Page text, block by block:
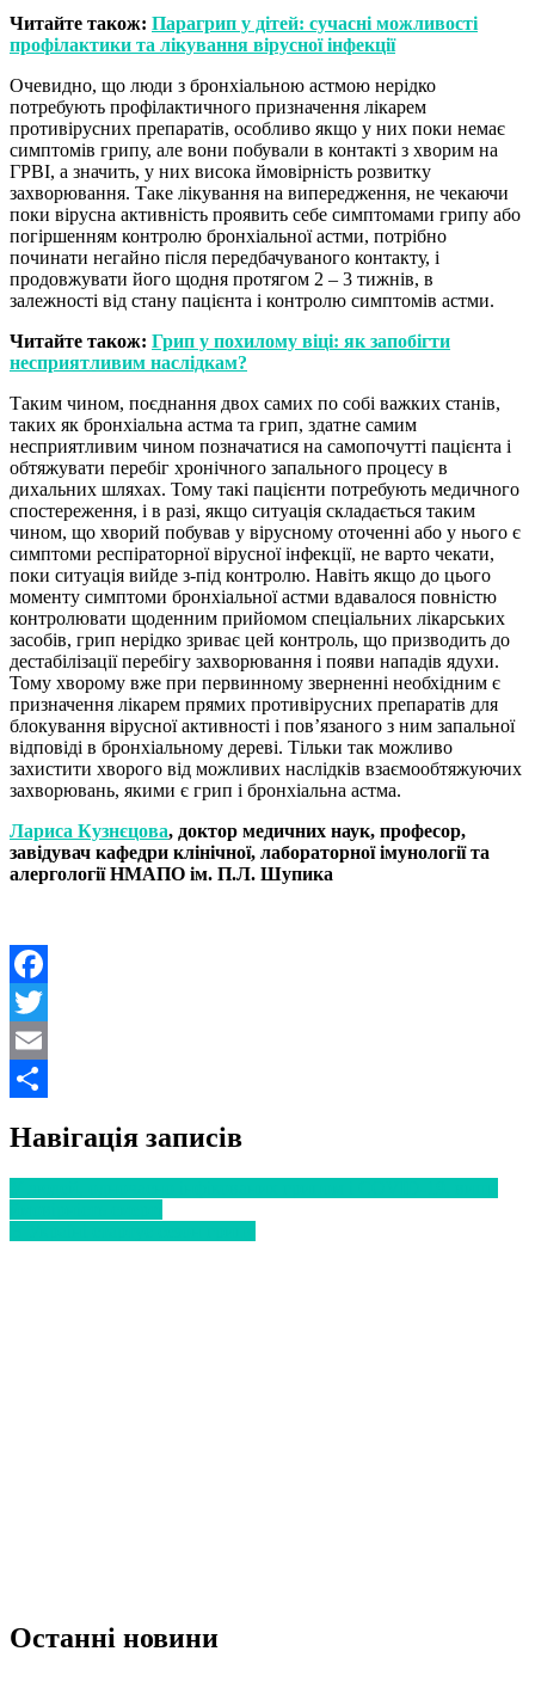
Читайте також: Парагрип у дітей: сучасні можливості
профілактики та лікування вірусної інфекції
Очевидно, що люди з бронхіальною астмою нерідко
потребують профілактичного призначення лікарем
противірусних препаратів, особливо якщо у них поки немає
симптомів грипу, але вони побували в контакті з хворим на
ГРВІ, а значить, у них висока ймовірність розвитку
захворювання. Таке лікування на випередження, не чекаючи
поки вірусна активність проявить себе симптомами грипу або
погіршенням контролю бронхіальної астми, потрібно
починати негайно після передбачуваного контакту, і
продовжувати його щодня протягом 2 – 3 тижнів, в
залежності від стану пацієнта і контролю симптомів астми.
Читайте також: Грип у похилому віці: як запобігти
несприятливим наслідкам?
Таким чином, поєднання двох самих по собі важких станів,
таких як бронхіальна астма та грип, здатне самим
несприятливим чином позначатися на самопочутті пацієнта і
обтяжувати перебіг хронічного запального процесу в
дихальних шляхах. Тому такі пацієнти потребують медичного
спостереження, і в разі, якщо ситуація складається таким
чином, що хворий побував у вірусному оточенні або у нього є
симптоми респіраторної вірусної інфекції, не варто чекати,
поки ситуація вийде з-під контролю. Навіть якщо до цього
моменту симптоми бронхіальної астми вдавалося повністю
контролювати щоденним прийомом спеціальних лікарських
засобів, грип нерідко зриває цей контроль, що призводить до
дестабілізації перебігу захворювання і появи нападів ядухи.
Тому хворому вже при первинному зверненні необхідним є
призначення лікарем прямих противірусних препаратів для
блокування вірусної активності і пов’язаного з ним запальної
відповіді в бронхіальному дереві. Тільки так можливо
захистити хворого від можливих наслідків взаємообтяжуючих
захворювань, якими є грип і бронхіальна астма.
Лариса Кузнєцова, доктор медичних наук, професор,
завідувач кафедри клінічної, лабораторної імунології та
алергології НМАПО ім. П.Л. Шупика
Facebook
Twitter
Email
Навігація записів
Останні новини